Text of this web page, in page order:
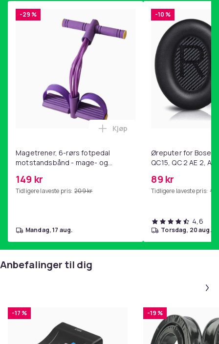
-29 %
Magetrener, 6-rørs fotpedal
motstandsbånd - mage- og
hjemmegymnastikk Purple
149 kr
Tidligere laveste pris: 209 kr
Legg Magetrener, 6-rørs
Kjøp
mandag, 17 aug.
-10 %
Øreputer for Bose
QC15, QC 2 AE 2, AE
89 kr
Tidligere laveste pris: 99
4,6
torsdag, 20 aug.
Anbefalinger til dig
-17 % -19 %